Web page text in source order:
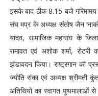
इसके बाद ठीक 8.15 बजे गरिमामय
संघ मप्र के अध्यक्ष संतोष जैन
यादव, सामाजिक महासंघ के
रामावत एवं अशोक शर्मा,
झंडावदन किया। राष्ट्रगान की
ज्योति रांका एवं अध्यक्ष श्रीमती
अतिथियों का स्वागत पुष्पमालाओं